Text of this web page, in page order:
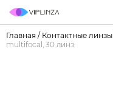
Главная / Контактные линзы
multifocal, 30 линз